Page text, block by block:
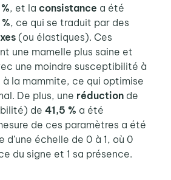
, et la consistance a été
, ce qui se traduit par des
(ou élastiques). Ces
une mamelle plus saine et
une moindre susceptibilité à
à la mammite, ce qui optimise
De plus, une réductionde
de 41,5 % a été
de ces paramètres a été
d’une échelle de 0 à 1, où 0
du signe et 1 sa présence.